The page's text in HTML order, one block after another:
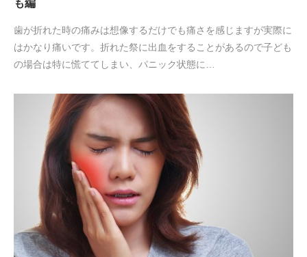
も編
歯が折れた時の痛みは想像するだけでも痛さを感じますが実際に
はかなり痛いです。折れた祭に出血をすることがあるので子ども
の場合は特に慌ててしまい、パニック状態に…